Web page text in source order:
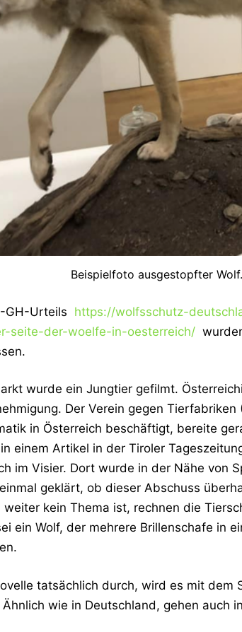
Beispielfoto ausgestopfter
GH-Urteils https://wolfsschutz-
seite-der-woelfe-in-oesterreich/
wurde ein Jungtier gefilmt.
Der Verein gegen Tierfabriken
in Österreich beschäftigt, bereite
einem Artikel in der Tiroler
im Visier. Dort wurde in der Nähe von
geklärt, ob dieser Abschuss
kein Thema ist, rechnen die
ein Wolf, der mehrere Brillenschafe in
tatsächlich durch, wird es mit dem
wie in Deutschland, gehen auch